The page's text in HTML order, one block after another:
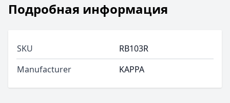
Подробная информация
SKU
RB103R
Manufacturer
KAPPA